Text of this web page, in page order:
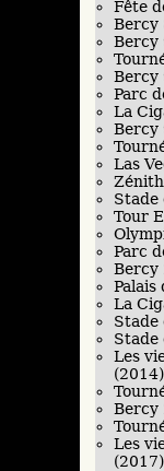
Fête
Bercy
Bercy
Bercy
Parc
La
Bercy
Las
Stade
Tour
Parc
Bercy
Palais
La
Stade
Stade
Les
(2014)
Bercy
Les
(2017)